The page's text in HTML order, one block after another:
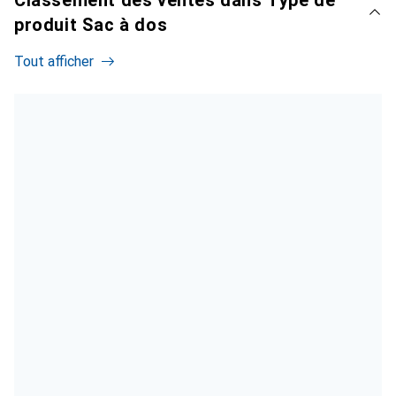
produit Sac à dos
Tout afficher